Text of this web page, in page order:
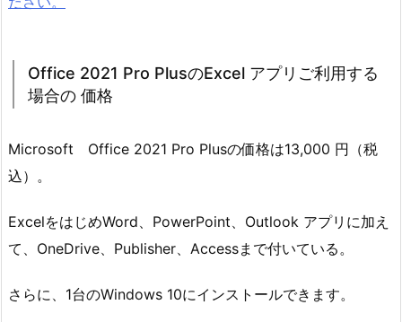
Office 2021 Pro PlusのExcel アプリご利用する
場合の 価格
Microsoft Office 2021 Pro Plusの価格は13,000 円（税
込）。
ExcelをはじめWord、PowerPoint、Outlook アプリに加え
て、OneDrive、Publisher、Accessまで付いている。
さらに、1台のWindows 10にインストールできます。